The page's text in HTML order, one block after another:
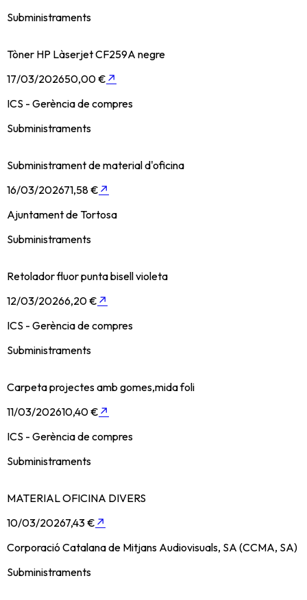
Subministraments
Tòner HP Làserjet CF259A negre
17/03/202650,00 € ↗
ICS - Gerència de compres
Subministraments
Subministrament de material d'oficina
16/03/202671,58 € ↗
Ajuntament de Tortosa
Subministraments
Retolador fluor punta bisell violeta
12/03/20266,20 € ↗
ICS - Gerència de compres
Subministraments
Carpeta projectes amb gomes,mida foli
11/03/202610,40 € ↗
ICS - Gerència de compres
Subministraments
MATERIAL OFICINA DIVERS
10/03/20267,43 € ↗
Corporació Catalana de Mitjans Audiovisuals, SA (CCMA, SA)
Subministraments